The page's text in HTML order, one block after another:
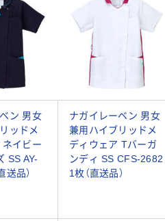
ン 男女
ッドメ
イビー
SS AY-
送品）
ナガイレーベン 男女
兼用ハイブリッドメ
ディウェア Tバーガ
ンディ SS CFS-2682
1枚（直送品）